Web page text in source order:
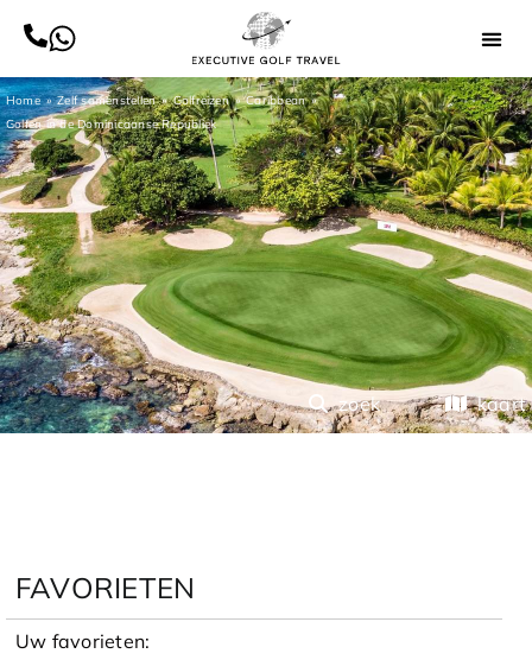
Home Zelf samenstellen Golfreizen
Caribbean
Golfen in de Dominicaanse Republiek
zoek kaart
FAVORIETEN
Uw favorieten: